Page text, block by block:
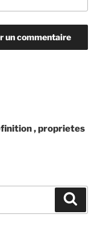
, proprietes